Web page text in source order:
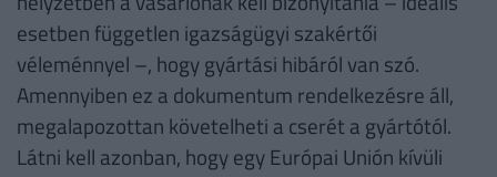
esetben független igazságügyi szakértői
véleménnyel –, hogy gyártási hibáról van szó.
Amennyiben ez a dokumentum rendelkezésre áll,
megalapozottan követelheti a cserét a gyártótól.
Látni kell azonban, hogy egy Európai Unión kívüli